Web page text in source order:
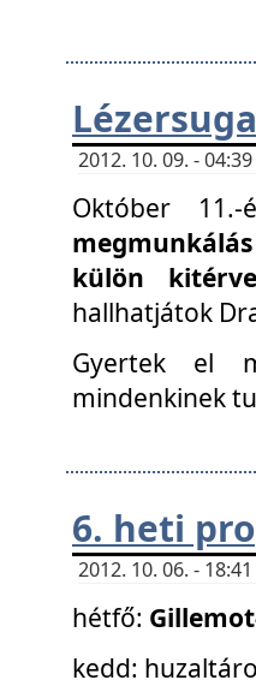
2012. 10. 09. -
Október
külön
hallhatjátok
Gyertek el
mindenkinek
6. heti
2012. 10. 06. -
hétfő:
kedd: